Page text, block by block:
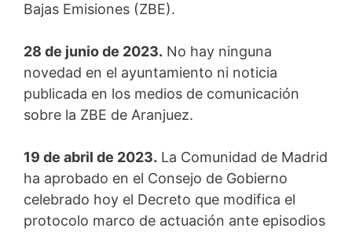
Bajas Emisiones (ZBE).
28 de junio de 2023. No hay ninguna
novedad en el ayuntamiento ni noticia
publicada en los medios de comunicación
sobre la ZBE de Aranjuez.
19 de abril de 2023. La Comunidad de Madrid
ha aprobado en el Consejo de Gobierno
celebrado hoy el Decreto que modifica el
protocolo marco de actuación ante episodios